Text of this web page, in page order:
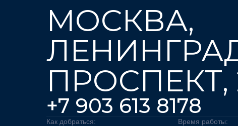
МОСКВА,
ПРОСПЕКТ,
+7 903 613 8178
Как добраться:
Время работы: